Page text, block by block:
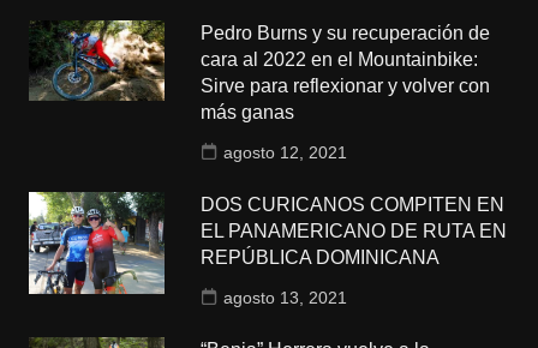
Pedro Burns y su recuperación de
cara al 2022 en el Mountainbike:
Sirve para reflexionar y volver con
más ganas
agosto 12, 2021
DOS CURICANOS COMPITEN EN
EL PANAMERICANO DE RUTA EN
REPÚBLICA DOMINICANA
agosto 13, 2021